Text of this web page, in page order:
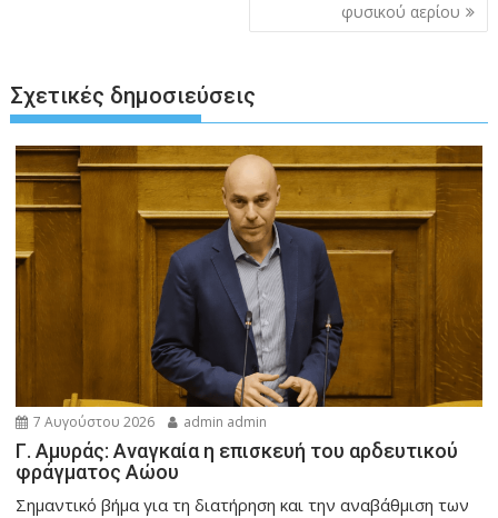
φυσικού αερίου
Σχετικές δημοσιεύσεις
7 Αυγούστου 2026 admin admin
Γ. Αμυράς: Αναγκαία η επισκευή του αρδευτικού
φράγματος Αώου
Σημαντικό βήμα για τη διατήρηση και την αναβάθμιση των